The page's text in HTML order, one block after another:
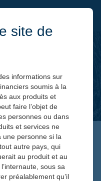
site de
informations sur
soumis à la
aux produits et
faire l’objet de
personnes ou dans
et services ne
une personne si la
autre pays, qui
au produit et au
sous sa
préalablement qu’il